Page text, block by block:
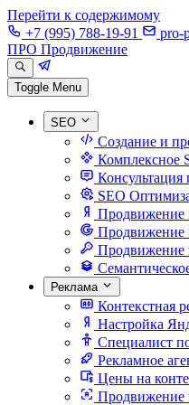
Перейти к содержимому
+7 (995) 788-19-91
pro-
ПРО Продвижение
Toggle Menu
SEO
Создание и
Комплексное
Консультация
SEO
Продвижение
Продвижение
Продвижение
Реклама
Контекстная
Настройка
Специалист
Рекламное
Цены на
Продвижение